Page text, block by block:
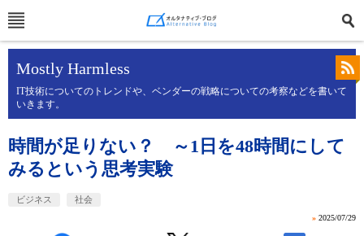
Mostly Harmless
IT技術についてのトレンドや、ベンダーの戦略についての考察などを書いて
いきます。
時間が足りない？ ～1日を48時間にして
みるという思考実験
ビジネス 社会
» 2025/07/29